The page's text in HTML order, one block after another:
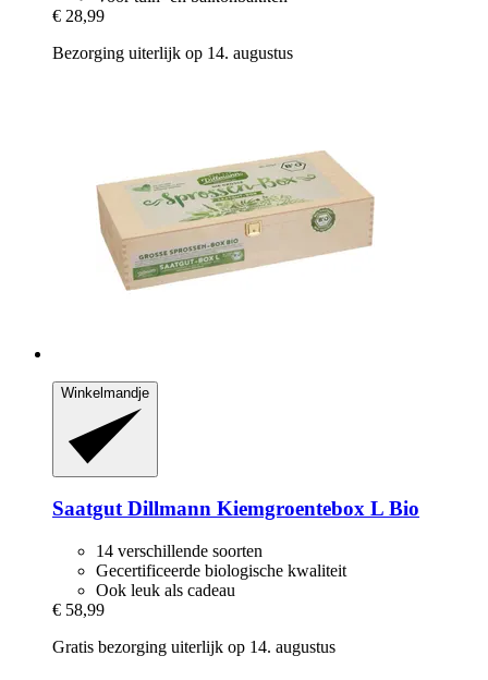
€ 28,99
Bezorging uiterlijk op 14. augustus
Winkelmandje
Saatgut Dillmann Kiemgroentebox L Bio
14 verschillende soorten
Gecertificeerde biologische kwaliteit
Ook leuk als cadeau
€ 58,99
Gratis bezorging uiterlijk op 14. augustus